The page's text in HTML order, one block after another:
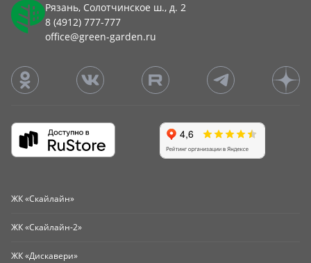
Рязань, Солотчинское ш., д. 2
8 (4912) 777-777
office@green-garden.ru
ЖК «Скайлайн»
ЖК «Скайлайн-2»
ЖК «Дискавери»